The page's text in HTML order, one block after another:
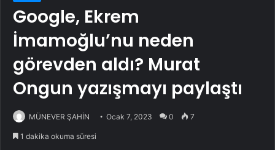
Google, Ekrem
İmamoğlu’nu neden
görevden aldı? Murat
Ongun yazışmayı paylaştı
MÜNEVER ŞAHİN Ocak 7, 2023 0 7
1 dakika okuma süresi